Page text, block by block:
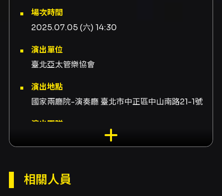
場次時間
2025.07.05 (六) 14:30
演出單位
臺北亞太管樂協會
演出地點
國家兩廳院-演奏廳 臺北市中正區中山南路21-1號
演出團隊
贊助商貝森朵夫鋼琴、贊助商甜典16、演出者
Hue、演出者Jean Français、演出者Charles
相關人員